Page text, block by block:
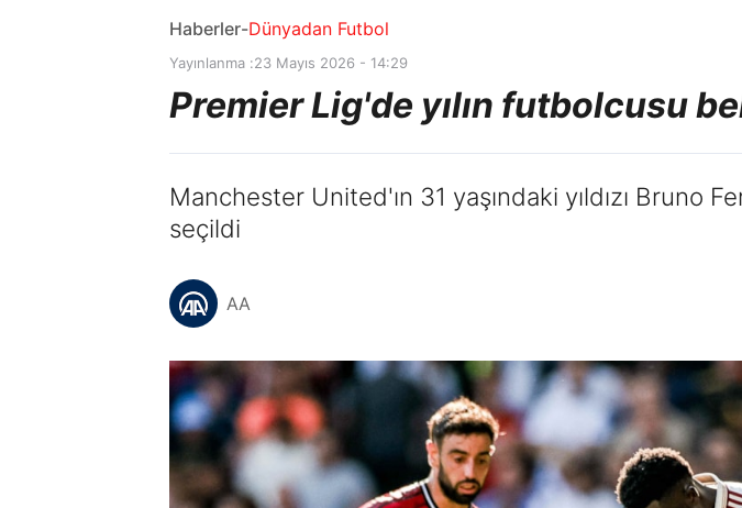
Haberler-Dünyadan Futbol
Yayınlanma :23 Mayıs 2026 - 14:29
Premier Lig'de yılın futbolcusu
Manchester United'ın 31 yaşındaki yıldızı Bruno
seçildi
AA